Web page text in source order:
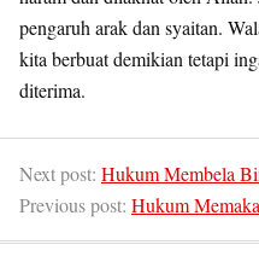
pengaruh arak dan syaitan.
kita berbuat demikian tetapi
diterima.
Next post: Hukum Membela
Previous post: Hukum